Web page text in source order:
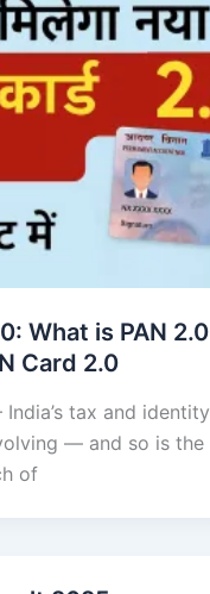
What is PAN
Card 2.0
India’s tax and identity
— and so is the
of